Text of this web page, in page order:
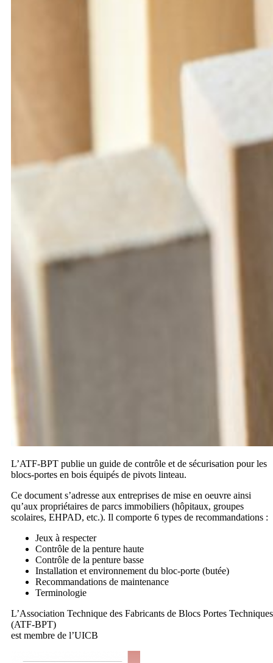
L’ATF-BPT publie un guide de contrôle et de sécurisation pour les
blocs-portes en bois équipés de pivots linteau.
Ce document s’adresse aux entreprises de mise en oeuvre ainsi
qu’aux propriétaires de parcs immobiliers (hôpitaux, groupes
scolaires, EHPAD, etc.). Il comporte 6 types de recommandations :
Jeux à respecter
Contrôle de la penture haute
Contrôle de la penture basse
Installation et environnement du bloc-porte (butée)
Recommandations de maintenance
Terminologie
L’Association Technique des Fabricants de Blocs Portes Techniques
(ATF-BPT)
est membre de l’UICB